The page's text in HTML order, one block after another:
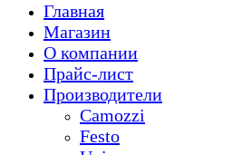
Главная
Магазин
О компании
Прайс-лист
Производители
Camozzi
Festo